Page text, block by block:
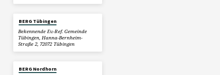
BERG Tübingen
Bekennende Ev.-Ref. Gemeinde
Tübingen, Hanna-Bernheim-
Straße 2, 72072 Tübingen
BERG Nordhorn